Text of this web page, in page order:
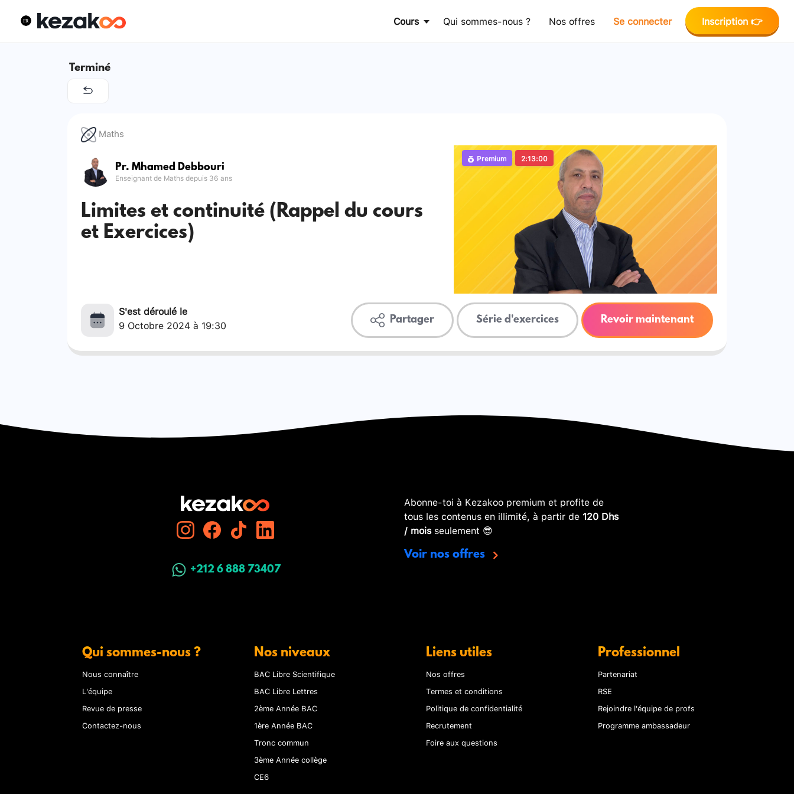
Cours Qui sommes-nous ? Nos offres Se connecter Inscription 👉
Terminé
Maths
Pr. Mhamed Debbouri
Enseignant de Maths depuis 36 ans
Limites et continuité (Rappel du cours
et Exercices)
Premium 2:13:00
S'est déroulé le
9 Octobre 2024 à 19:30
Partager Série d'exercices Revoir maintenant
+212 6 888 73407
Abonne-toi à Kezakoo premium et profite de
tous les contenus en illimité, à partir de 120 Dhs
/ moisseulement 😎
Voir nos offres
Qui sommes-nous ?
Nous connaître
L'équipe
Revue de presse
Contactez-nous
Nos niveaux
BAC Libre Scientifique
BAC Libre Lettres
2ème Année BAC
1ère Année BAC
Tronc commun
3ème Année collège
CE6
Liens utiles
Nos offres
Termes et conditions
Politique de confidentialité
Recrutement
Foire aux questions
Professionnel
Partenariat
RSE
Rejoindre l'équipe de profs
Programme ambassadeur